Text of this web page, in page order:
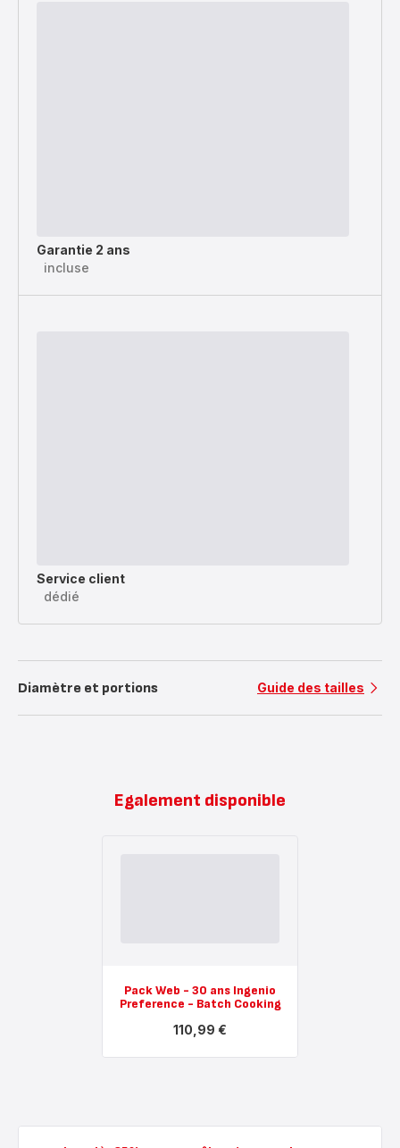
Garantie 2 ans
incluse
Service client
dédié
Diamètre et portions Guide des tailles
Egalement disponible
Pack Web - 30 ans Ingenio
Preference - Batch Cooking
110,99 €
plus...
30